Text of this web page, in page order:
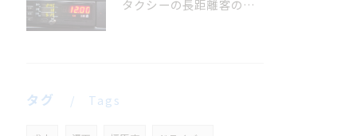
タクシーの長距離客のメリット・デメリット
タグ Tags